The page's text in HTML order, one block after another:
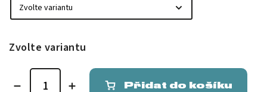
Zvolte variantu
Přidat do košíku